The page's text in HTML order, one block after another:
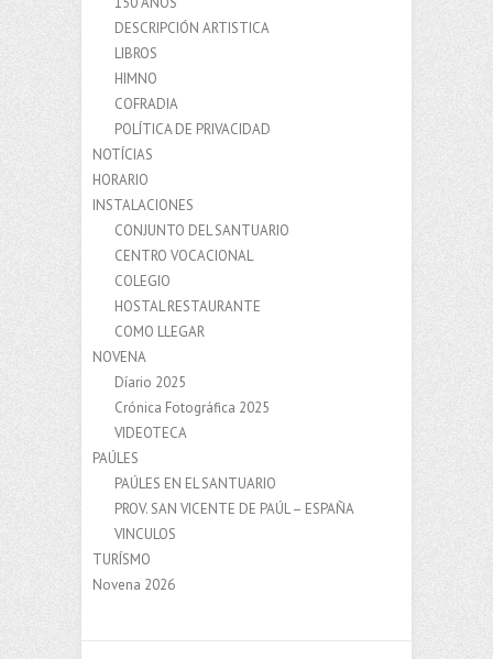
DESCRIPCIÓN ARTISTICA
LIBROS
HIMNO
COFRADIA
POLÍTICA DE PRIVACIDAD
NOTÍCIAS
HORARIO
INSTALACIONES
CONJUNTO DEL SANTUARIO
CENTRO VOCACIONAL
COLEGIO
HOSTAL RESTAURANTE
COMO LLEGAR
NOVENA
Díario 2025
Crónica Fotográfica 2025
VIDEOTECA
PAÚLES
PAÚLES EN EL SANTUARIO
PROV. SAN VICENTE DE PAÚL – ESPAÑA
VINCULOS
TURÍSMO
Novena 2026